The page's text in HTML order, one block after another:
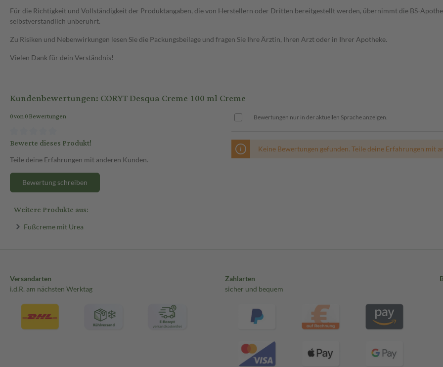
Für die Richtigkeit und Vollständigkeit der Produktangaben, die von Herstellern oder Dritten bereitgestellt werden, übernimmt die BS-
selbstverständlich unberührt.
Zu Risiken und Nebenwirkungen lesen Sie die Packungsbeilage und fragen Sie Ihre Ärztin, Ihren Arzt oder in Ihrer Apotheke.
Vielen Dank für dein Verständnis!
Kundenbewertungen: CORYT Desqua Creme 100 ml Creme
0 von 0 Bewertungen
Bewerte dieses Produkt!
Teile deine Erfahrungen mit anderen Kunden.
Bewertung schreiben
Bewertungen nur in der aktuellen Sprache anzeigen.
Keine Bewertungen gefunden. Teile deine Erfahrungen mit
Weitere Produkte aus:
Fußcreme mit Urea
Versandarten
i.d.R. am nächsten Werktag
Zahlarten
sicher und bequem